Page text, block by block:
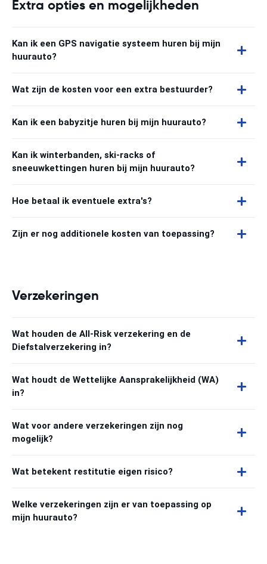
Extra opties en mogelijkheden
Kan ik een GPS navigatie systeem huren bij mijn
huurauto?
Wat zijn de kosten voor een extra bestuurder?
Kan ik een babyzitje huren bij mijn huurauto?
Kan ik winterbanden, ski-racks of
sneeuwkettingen huren bij mijn huurauto?
Hoe betaal ik eventuele extra's?
Zijn er nog additionele kosten van toepassing?
Verzekeringen
Wat houden de All-Risk verzekering en de
Diefstalverzekering in?
Wat houdt de Wettelijke Aansprakelijkheid (WA)
in?
Wat voor andere verzekeringen zijn nog
mogelijk?
Wat betekent restitutie eigen risico?
Welke verzekeringen zijn er van toepassing op
mijn huurauto?